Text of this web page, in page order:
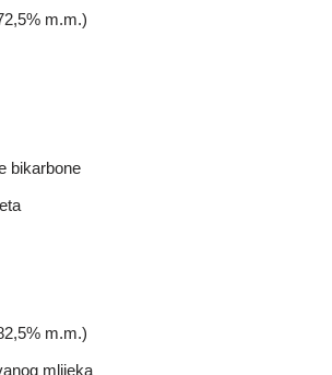
m.m.)
bikarbone
m.m.)
mlijeka